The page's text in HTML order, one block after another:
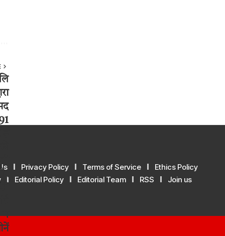
Privacy Policy Terms of Service
Ethics Policy
Editorial Policy Editorial Team RSS Join us